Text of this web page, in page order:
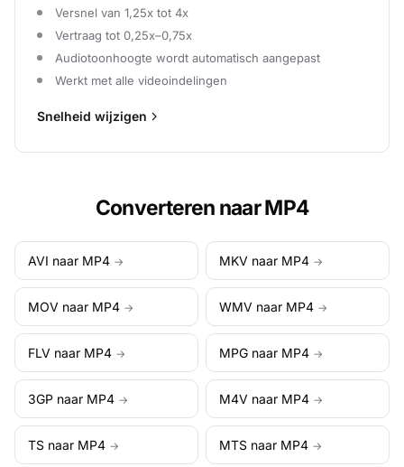
Versnel van 1,25x tot 4x
Vertraag tot 0,25x–0,75x
Audiotoonhoogte wordt automatisch aangepast
Werkt met alle videoindelingen
Snelheid wijzigen
Converteren naar MP4
AVI naar MP4 → MKV naar MP4 →
MOV naar MP4 → WMV naar MP4 →
FLV naar MP4 → MPG naar MP4 →
3GP naar MP4 → M4V naar MP4 →
TS naar MP4 → MTS naar MP4 →